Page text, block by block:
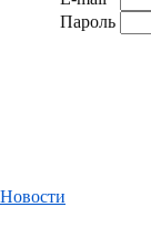
Пароль
Новости